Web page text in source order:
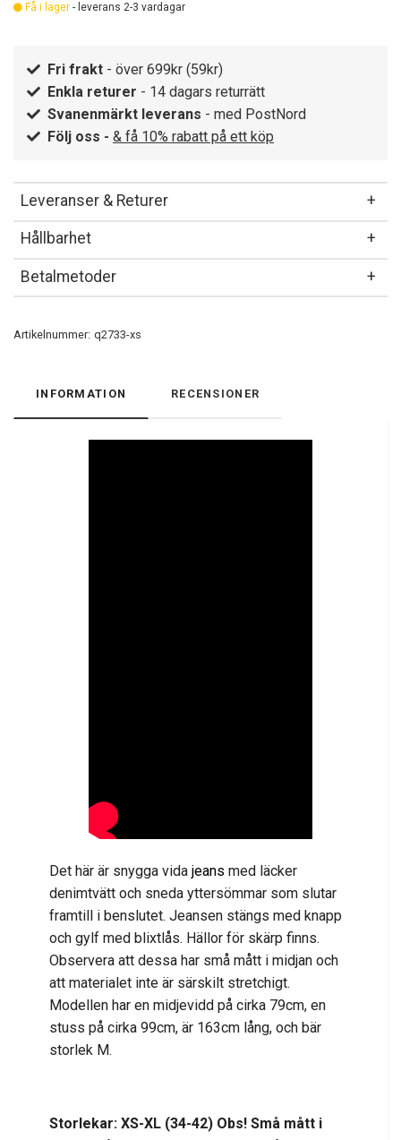
Få i lager - leverans 2-3 vardagar
Fri frakt - över 699kr (59kr)
Enkla returer - 14 dagars returrätt
Svanenmärkt leverans - med PostNord
Följ oss - & få 10% rabatt på ett köp
Leveranser & Returer
Hållbarhet
Betalmetoder
Artikelnummer: q2733-xs
INFORMATION RECENSIONER
Det här är snygga vida jeans med läcker
denimtvätt och sneda yttersömmar som slutar
framtill i benslutet. Jeansen stängs med knapp
och gylf med blixtlås. Hällor för skärp finns.
Observera att dessa har små mått i midjan och
att materialet inte är särskilt stretchigt.
Modellen har en midjevidd på cirka 79cm, en
stuss på cirka 99cm, är 163cm lång, och bär
storlek M.
Storlekar: XS-XL (34-42) Obs! Små mått i